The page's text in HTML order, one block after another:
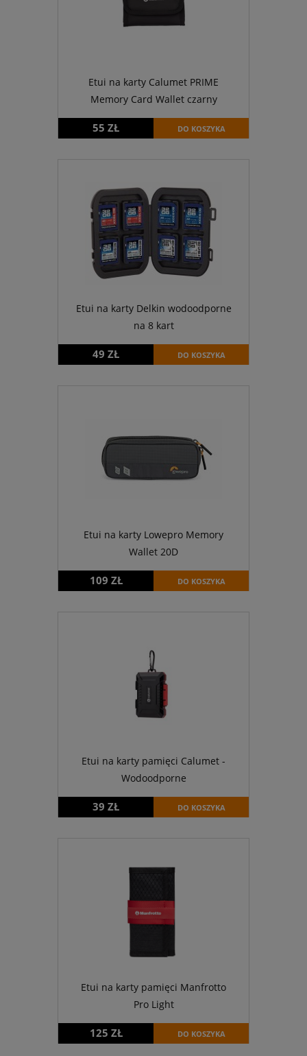
Etui na karty Calumet PRIME
Memory Card Wallet czarny
55 ZŁ DO KOSZYKA
Etui na karty Delkin wodoodporne
na 8 kart
49 ZŁ DO KOSZYKA
Etui na karty Lowepro Memory
Wallet 20D
109 ZŁ DO KOSZYKA
Etui na karty pamięci Calumet -
Wodoodporne
39 ZŁ DO KOSZYKA
Etui na karty pamięci Manfrotto
Pro Light
125 ZŁ DO KOSZYKA